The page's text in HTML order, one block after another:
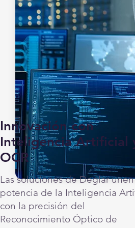
Innovación con
Inteligencia Artificial
OCR
Las soluciones de Deglar
potencia de la Inteligencia
con la precisión del
Reconocimiento Óptico de